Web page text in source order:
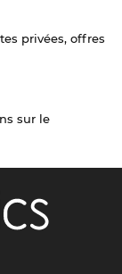
privées, offres
sur le